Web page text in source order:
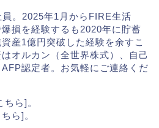
。2025年1月からFIRE生活
損を経験するも2020年に貯蓄
産1億円突破した経験を余すこ
オルカン（全世界株式）、自己
認定者。お気軽にご連絡くだ
ちら]。
ちら]。